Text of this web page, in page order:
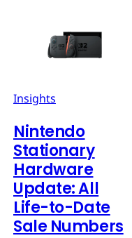
Insights
Nintendo
Stationary
Hardware
Update: All
Life-to-Date
Sale Numbers